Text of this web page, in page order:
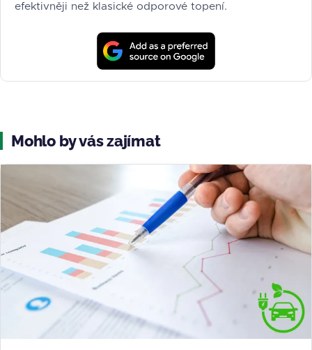
efektivněji než klasické odporové topení.
Mohlo by vás zajímat